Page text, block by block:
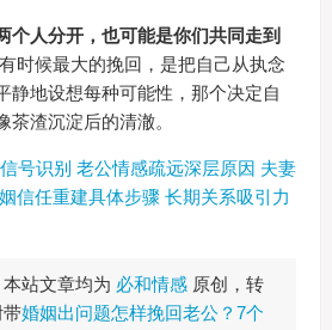
个人分开，也可能是你们共同走到
有时候最大的挽回，是把自己从执念
静地设想每种可能性，那个决定自
渣沉淀后的清澈。
号识别 老公情感疏远深层原因 夫妻
信任重建具体步骤 长期关系吸引力
站文章均为 必和情感原创，转
带婚姻出问题怎样挽回老公？7个